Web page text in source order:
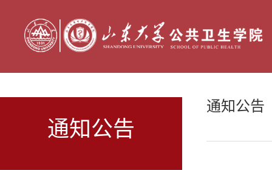
通知公告
通知公告